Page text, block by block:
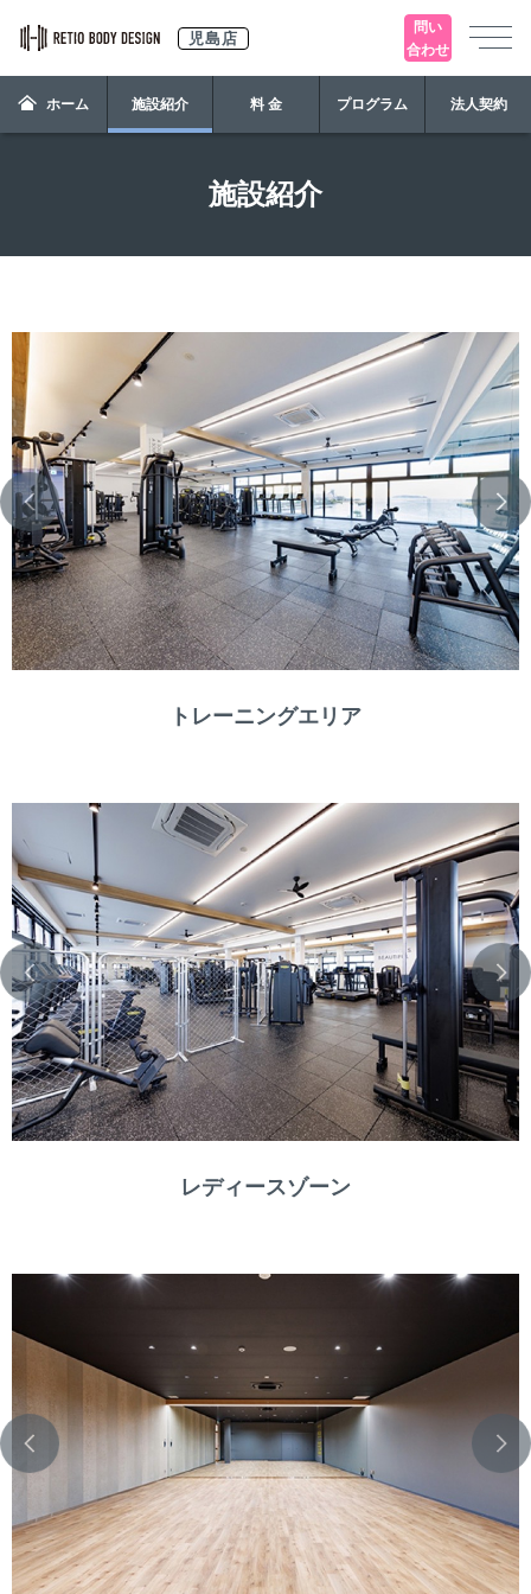
児島店
問い
合わせ
ホーム 施設紹介 料 金 プログラム 法人契約
施設紹介
トレーニングエリア
レディースゾーン